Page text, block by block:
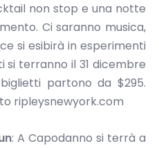
non stop e una notte
Ci saranno musica,
si esibirà in esperimenti
si terranno il 31 dicembre
biglietti partono da $295.
ripleysnewyork.com
: A Capodanno si terrà a